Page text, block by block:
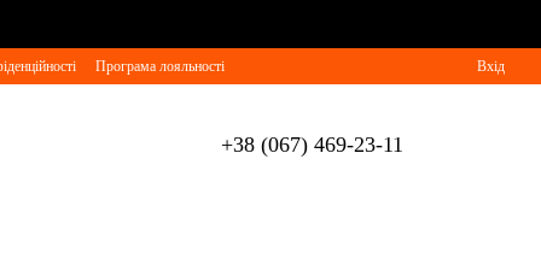
Програма лояльності Вхід
+38 (067) 469-23-11